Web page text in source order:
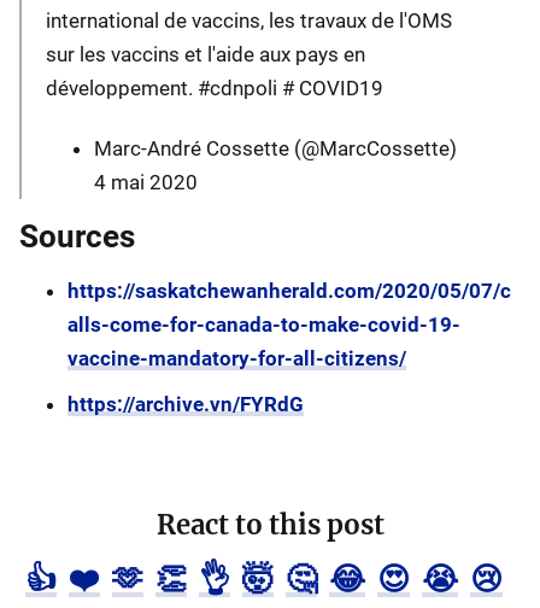
international de vaccins, les travaux de l'OMS
sur les vaccins et l'aide aux pays en
développement. #cdnpoli # COVID19
Marc-André Cossette (@MarcCossette)
4 mai 2020
Sources
https://saskatchewanherald.com/2020/05/07/c
alls-come-for-canada-to-make-covid-19-
vaccine-mandatory-for-all-citizens/
https://archive.vn/FYRdG
React to this post
👍 ❤️ 🫶 👏 👌 🤯 🤔 😂 😍 😭 😢